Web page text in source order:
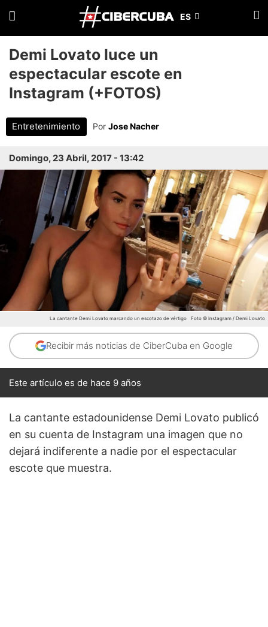
Demi Lovato luce un
espectacular escote en
Instagram (+FOTOS)
Entretenimiento Por Jose Nacher
Domingo, 23 Abril, 2017 - 13:42
La cantante Demi Lovato marcando un escotazo de vértigo Foto © Instagram / Demi Lovato
Recibir más noticias de CiberCuba en Google
Este artículo es de hace 9 años
La cantante estadounidense Demi Lovato publicó
en su cuenta de Instagram una imagen que no
dejará indiferente a nadie por el espectacular
escote que muestra.